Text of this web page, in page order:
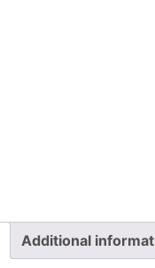
Additional